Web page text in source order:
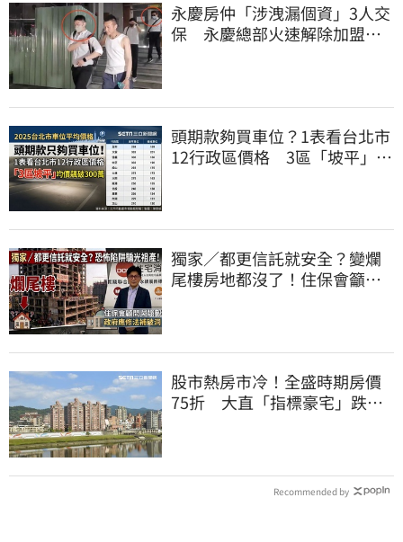
永慶房仲「涉洩漏個資」3人交
保 永慶總部火速解除加盟：
頭期款夠買車位？1表看台北市
12行政區價格 3區「坡平」均
獨家／都更信託就安全？變爛
尾樓房地都沒了！住保會籲修
股市熱房市冷！全盛時期房價
75折 大直「指標豪宅」跌破
Recommended by